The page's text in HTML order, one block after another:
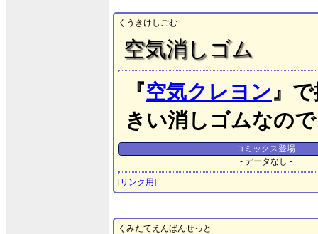
くうきけしごむ
空気消しゴム
『空気クレヨン』
きい消しゴムなの
コミックス登場
- データなし -
[リンク用]
くみたてえんばんせっと